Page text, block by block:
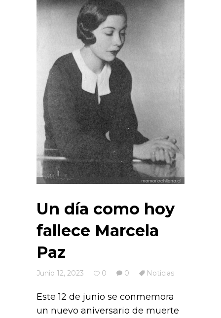
Un día como hoy
fallece Marcela
Paz
Junio 12, 2023 0 0 Noticias
Este 12 de junio se conmemora
un nuevo aniversario de muerte